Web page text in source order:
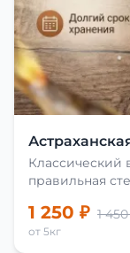
Классический
правильная
1 250 ₽ 1
от 5кг